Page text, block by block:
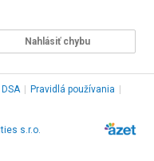
Nahlásiť chybu
DSA Pravidlá používania
s.r.o.